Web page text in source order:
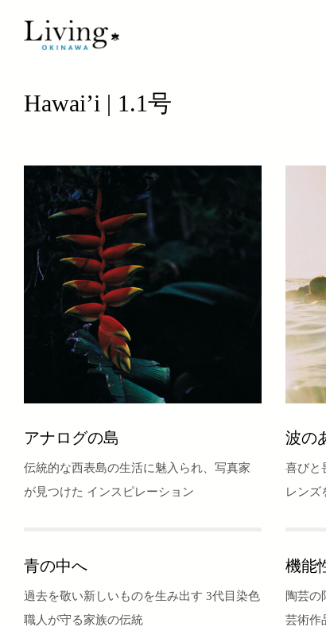
Hawai’i | 1.1号
アナログの島
伝統的な西表島の生活に魅入られ、写真家
が見つけた インスピレーション
波の
喜びと
レンズ
青の中へ
過去を敬い新しいものを生み出す 3代目染色
職人が守る家族の伝統
機能
陶芸の
芸術作